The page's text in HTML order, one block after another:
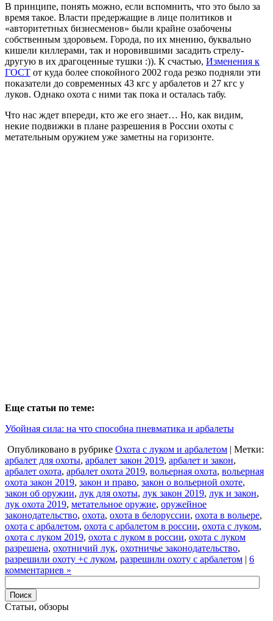
В принципе, понять можно, если вспомнить, что это было за
время такое. Власти предержащие в лице политиков и
«авторитетных бизнесменов» были крайне озабочены
собственным здоровьем. Города, по их мнению, буквально
кишели киллерами, так и норовившими засадить стрелу-
другую в их драгоценные тушки :)). К счастью, Изменения к
ГОСТ от куда более спокойного 2002 года резко подняли эти
показатели до современных 43 кгс у арбалетов и 27 кгс у
луков. Однако охота с ними так пока и осталась табу.
Что нас ждет впереди, кто же его знает… Но, как видим,
некие подвижки в плане разрешения в России охоты с
метательным оружием уже заметны на горизонте.
Еще статьи по теме:
Убойная сила: на что способна пневматика и арбалеты
Опубликовано в рубрике Охота с луком и арбалетом | Метки:
арбалет для охоты, арбалет закон 2019, арбалет и закон,
арбалет охота, арбалет охота 2019, вольерная охота, вольерная
охота закон 2019, закон и право, закон о вольерной охоте,
закон об оружии, лук для охоты, лук закон 2019, лук и закон,
лук охота 2019, метательное оружие, оружейное
законодательство, охота, охота в белоруссии, охота в вольере,
охота с арбалетом, охота с арбалетом в россии, охота с луком,
охота с луком 2019, охота с луком в россии, охота с луком
разрешена, охотничий лук, охотничье законодательство,
разрешили охоту +с луком, разрешили охоту с арбалетом | 6
комментариев »
Статьи, обзоры